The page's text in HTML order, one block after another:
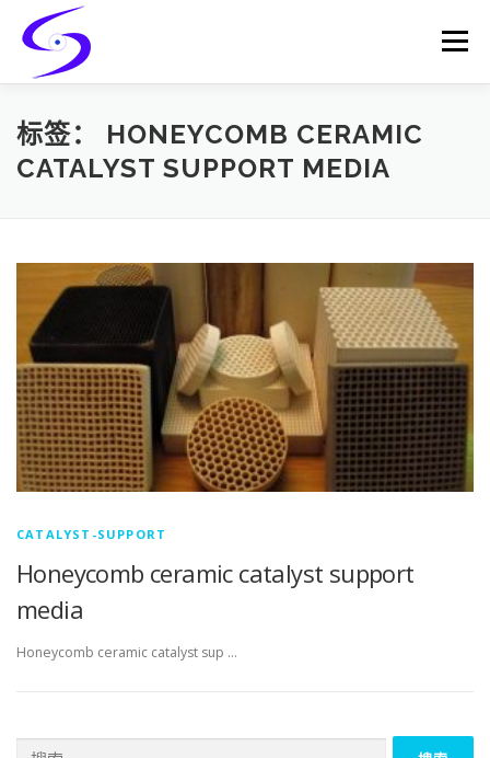
content
Menu
HOME PRODUCTS CATALYST-CARRIER
标签： HONEYCOMB CERAMIC
CATALYST SUPPORT MEDIA
CATALYST-SUPPORT
Honeycomb ceramic catalyst support
media
Honeycomb ceramic catalyst sup …